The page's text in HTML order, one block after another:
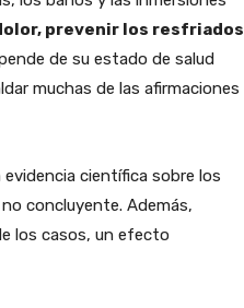
prevenir los resfriados
de su estado de salud
muchas de las afirmaciones
científica sobre los
concluyente. Además,
los casos, un efecto